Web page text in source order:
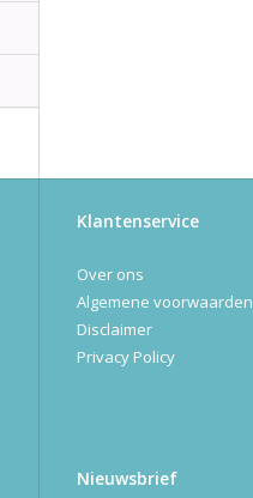
Klantenservice
Over ons
Algemene voorwaarden
Disclaimer
Privacy Policy
Nieuwsbrief